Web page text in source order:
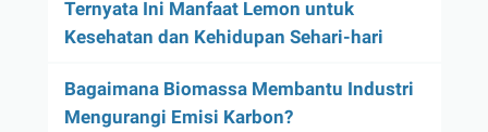
Ternyata Ini Manfaat Lemon untuk
Kesehatan dan Kehidupan Sehari-hari
Bagaimana Biomassa Membantu Industri
Mengurangi Emisi Karbon?